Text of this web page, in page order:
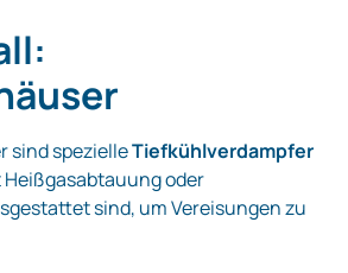
sind spezielleTiefkühlverdampfer
oder
sind, um Vereisungen zu